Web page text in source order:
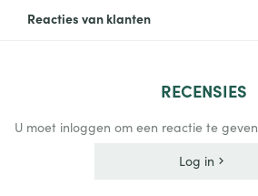
Reacties van klanten
RECENSIES
U moet inloggen om een reactie te geven
Log in